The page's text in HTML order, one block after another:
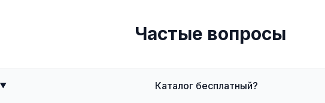
Частые вопросы
Каталог бесплатный?